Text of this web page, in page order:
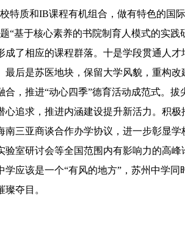
特质和IB课程有机组合，做有特色的国
“基于核心素养的书院制育人模式的实
成了相应的课程群落。十是学段贯通人
最后是苏医地块，保留大学风貌，重构改
推进“动心四季”德育活动成范式。拔
心追求，推进内涵建设提升新活力。积
南三亚商谈合作办学协议，进一步彰显
验室研讨会等全国范围内有影响力的高
该是一个“有风的地方”，苏州中学同
璨夺目。